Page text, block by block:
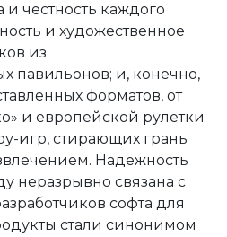
и честность каждого
и художественное
из
павильонов; и, конечно,
форматов, от
и европейской рулетки
игр, стирающих грань
Надежность
неразрывно связана с
софта для
стали синонимом